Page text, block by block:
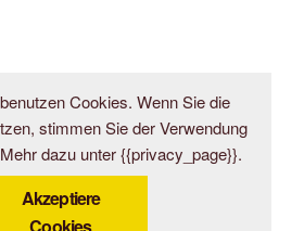
Cookies. Wenn Sie die
stimmen Sie der Verwendung
dazu unter {{privacy_page}}.
Akzeptiere